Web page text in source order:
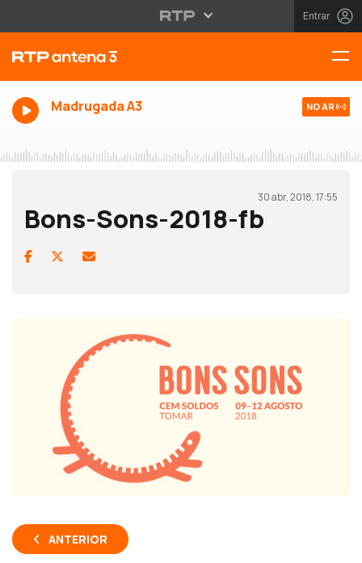
Entrar
Madrugada A3 NO AR
30 abr, 2018, 17:55
Bons-Sons-2018-fb
ANTERIOR